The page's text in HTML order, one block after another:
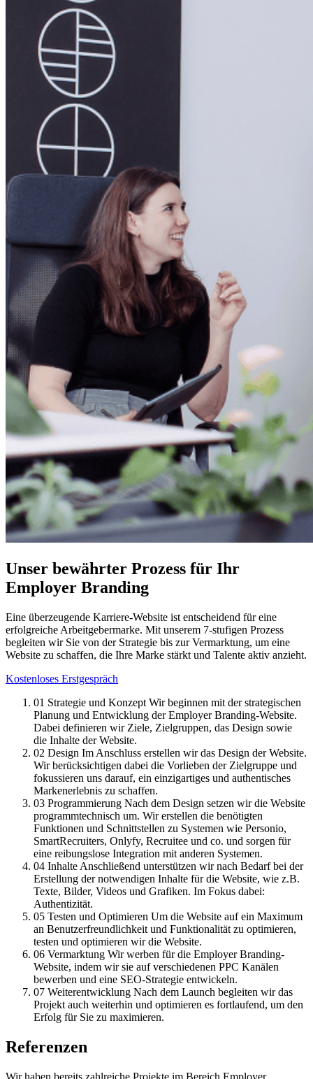
Unser bewährter Prozess für Ihr
Employer Branding
Eine überzeugende Karriere-Website ist entscheidend für eine
erfolgreiche Arbeitgebermarke. Mit unserem 7-stufigen Prozess
begleiten wir Sie von der Strategie bis zur Vermarktung, um eine
Website zu schaffen, die Ihre Marke stärkt und Talente aktiv anzieht.
Kostenloses Erstgespräch
01 Strategie und Konzept Wir beginnen mit der strategischen
Planung und Entwicklung der Employer Branding-Website.
Dabei definieren wir Ziele, Zielgruppen, das Design sowie
die Inhalte der Website.
02 Design Im Anschluss erstellen wir das Design der Website.
Wir berücksichtigen dabei die Vorlieben der Zielgruppe und
fokussieren uns darauf, ein einzigartiges und authentisches
Markenerlebnis zu schaffen.
03 Programmierung Nach dem Design setzen wir die Website
programmtechnisch um. Wir erstellen die benötigten
Funktionen und Schnittstellen zu Systemen wie Personio,
SmartRecruiters, Onlyfy, Recruitee und co. und sorgen für
eine reibungslose Integration mit anderen Systemen.
04 Inhalte Anschließend unterstützen wir nach Bedarf bei der
Erstellung der notwendigen Inhalte für die Website, wie z.B.
Texte, Bilder, Videos und Grafiken. Im Fokus dabei:
Authentizität.
05 Testen und Optimieren Um die Website auf ein Maximum
an Benutzerfreundlichkeit und Funktionalität zu optimieren,
testen und optimieren wir die Website.
06 Vermarktung Wir werben für die Employer Branding-
Website, indem wir sie auf verschiedenen PPC Kanälen
bewerben und eine SEO-Strategie entwickeln.
07 Weiterentwicklung Nach dem Launch begleiten wir das
Projekt auch weiterhin und optimieren es fortlaufend, um den
Erfolg für Sie zu maximieren.
Referenzen
Wir haben bereits zahlreiche Projekte im Bereich Employer